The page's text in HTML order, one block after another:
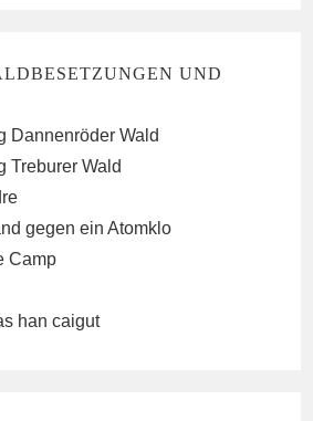
UND
Dannenröder Wald
Treburer Wald
gegen ein Atomklo
Camp
han caigut